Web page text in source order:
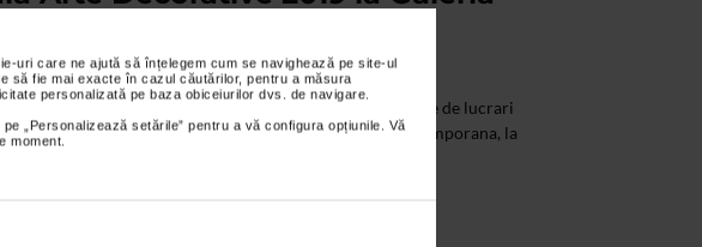
uri care ne ajută să înțelegem cum se navighează pe site-ul
să fie mai exacte în cazul căutărilor, pentru a măsura
personalizată pe baza obiceiurilor dvs. de navigare.
„Personalizează setările” pentru a vă configura opțiunile. Vă
moment.
toamna, Galeria Senso participa cu o impresionanta colectie de lucrari
unii dintre cei mai importanti artisti romani de arta contemporana, la